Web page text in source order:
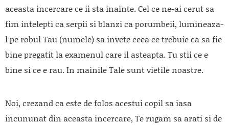
aceasta incercare ce ii sta inainte. Cel ce ne-ai cerut sa
fim intelepti ca serpii si blanzi ca porumbeii, lumineaza-
l pe robul Tau (numele) sa invete ceea ce trebuie ca sa fie
bine pregatit la examenul care il asteapta. Tu stii ce e
bine si ce e rau. In mainile Tale sunt vietile noastre.
Noi, crezand ca este de folos acestui copil sa iasa
incununat din aceasta incercare, Te rugam sa arati si de